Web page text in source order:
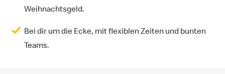
Weihnachtsgeld.
Bei dir um die Ecke, mit flexiblen Zeiten und bunten
Teams.